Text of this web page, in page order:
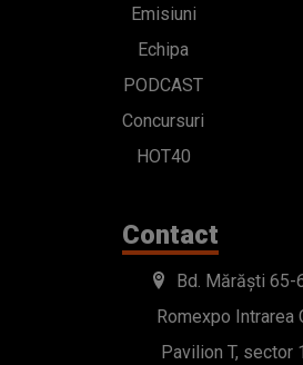
Emisiuni
Echipa
PODCAST
Concursuri
HOT40
Contact
Bd. Mărăști 65-
Romexpo Intrarea
Pavilion T, sector 1